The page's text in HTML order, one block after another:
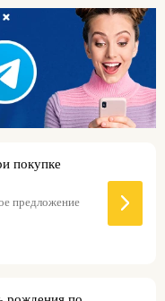
покупке
предложение